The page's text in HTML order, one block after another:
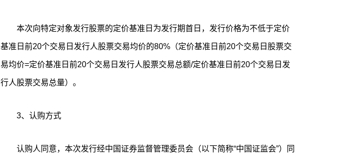
本次向特定对象发行股票的定价基准日为发行期首日，发行价格为不低于定价
基准日前20个交易日发行人股票交易均价的80%（定价基准日前20个交易日股票交
易均价=定价基准日前20个交易日发行人股票交易总额/定价基准日前20个交易日发
行人股票交易总量）。
3、认购方式
认购人同意，本次发行经中国证券监督管理委员会（以下简称“中国证监会”）同